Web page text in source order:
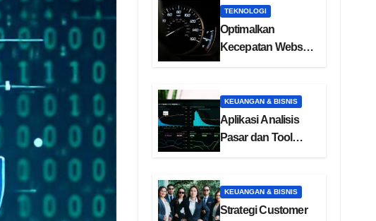
TEKNOLOGI
Optimalkan
Kecepatan Website
dengan Core Web
KEUANGAN & BISNIS
Aplikasi Analisis
Pasar dan Tool
Riset Kompetitor
KEUANGAN & BISNIS
Strategi Customer